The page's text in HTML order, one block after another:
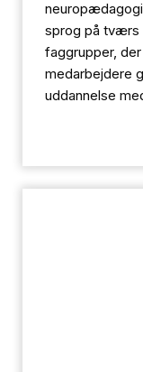
sprog på tværs
faggrupper,
medarbejdere
uddannelse